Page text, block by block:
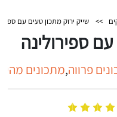
>> שייק ירוק מתכון טעים עם
ספירולינה
פרווה,מתכונים